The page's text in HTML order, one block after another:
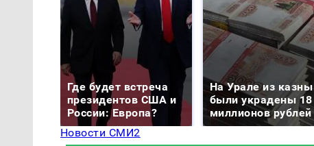
Где будет встреча
президентов США и
России: Европа?
На Урале из казны
были украдены 18
миллионов рублей
Новости СМИ2